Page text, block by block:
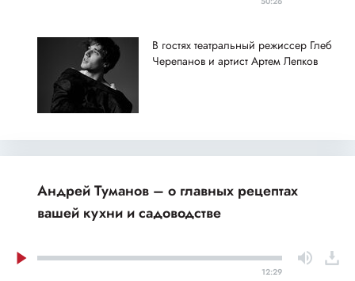
В гостях театральный режиссер Глеб
Черепанов и артист Артем Лепков
Андрей Туманов – о главных рецептах
вашей кухни и садоводстве
12:29